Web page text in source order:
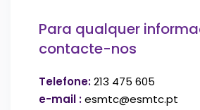
Para qualquer
contacte-nos
Telefone:213 475 605
e-mail :esmtc@esmtc.pt